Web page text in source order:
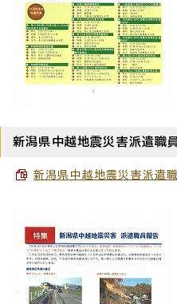
新潟県中越地震災害派遣職
新潟県中越地震災害派遣